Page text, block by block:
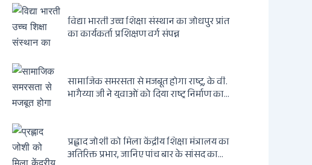
विद्या भारती उच्च शिक्षा संस्थान का जोधपुर प्रांत
का कार्यकर्ता प्रशिक्षण वर्ग संपन्न
सामाजिक समरसता से मजबूत होगा राष्ट्र, के वी.
भागैय्या जी ने युवाओं को दिया राष्ट्र निर्माण का
प्रह्लाद जोशी को मिला केंद्रीय शिक्षा मंत्रालय का
अतिरिक्त प्रभार, जानिए पांच बार के सांसद का